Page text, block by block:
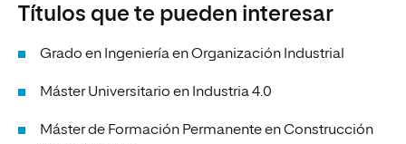
Títulos que te pueden interesar
Grado en Ingeniería en Organización Industrial
Máster Universitario en Industria 4.0
Máster de Formación Permanente en Construcción